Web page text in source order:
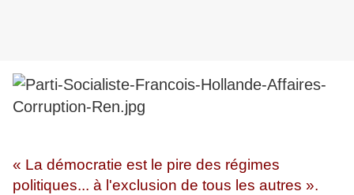
« La démocratie est le pire des régimes
politiques... à l'exclusion de tous les autres ».